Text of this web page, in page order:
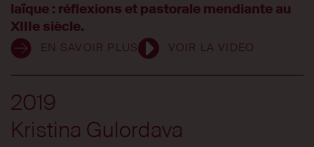
laïque : réflexions et pastorale mendiante au
XIIIe siècle.
EN SAVOIR PLUS VOIR LA VIDEO
2019
Kristina Gulordava